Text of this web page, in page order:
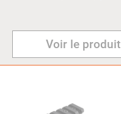
Voir le produit